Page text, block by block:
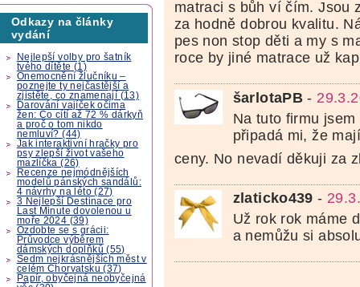
Odkazy na články
vydání
Nejlepší volby pro šatník
tvého dítěte (1)
Onemocnění žlučníku –
poznejte ty nejčastější a
zjistěte, co znamenají (13)
Darování vajíček očima
žen: Co cítí až 72 % dárkyň
a proč o tom nikdo
nemluví? (44)
Jak interaktivní hračky pro
psy zlepší život vašeho
mazlíčka (26)
Recenze nejmódnějších
modelů pánských sandálů:
4 návrhy na léto (27)
3 Nejlepší Destinace pro
Last Minute dovolenou u
moře 2024 (39)
Ozdobte se s grácii:
Průvodce výběrem
dámských doplňků (55)
Sedm nejkrásnějších měst v
celém Chorvatsku (37)
Papír, obyčejná neobyčejná
matraci s bůh ví čím. Jsou
za hodně dobrou kvalitu.
pes non stop děti a my s
roce by jiné matrace už
šarlotaPB -
Na tuto firmu
připadá mi, že
ceny. No nevadí děkuji za
zlaticko439 -
Už rok rok máme
a nemůžu si